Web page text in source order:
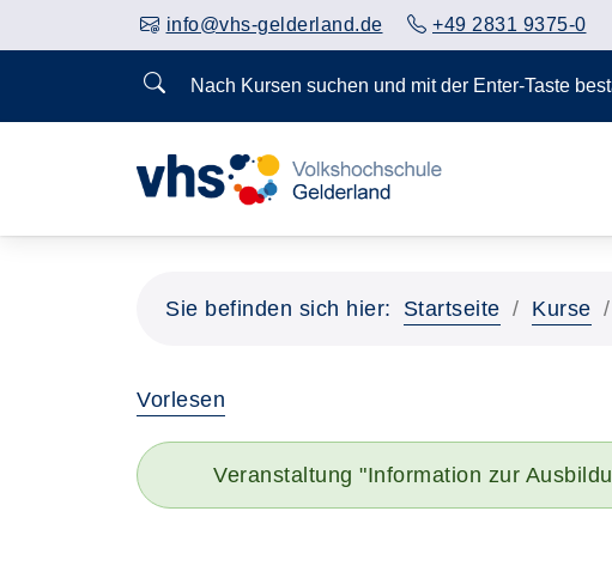
info@vhs-gelderland.de +49 2831 9375-0
Nach Kursen suchen und mit der Enter-Taste
Sie befinden sich hier: Startseite Kurse
Vorlesen
Veranstaltung "Information zur